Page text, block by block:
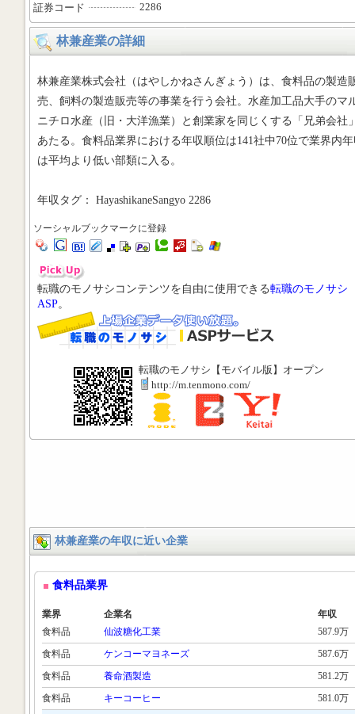
証券コード
2286
林兼産業の詳細
林兼産業株式会社（はやしかねさんぎょう）は、食料品の製造
売、飼料の製造販売等の事業を行う会社。水産加工品大手のマ
ニチロ水産（旧・大洋漁業）と創業家を同じくする「兄弟会社
あたる。食料品業界における年収順位は141社中70位で業界内
は平均より低い部類に入る。
年収タグ： HayashikaneSangyo 2286
ソーシャルブックマークに登録
転職のモノサシコンテンツを自由に使用できる転職のモノサシ
ASP。
転職のモノサシ【モバイル版】オープン
http://m.tenmono.com/
林兼産業の年収に近い企業
食料品業界
業界 企業名
年収
食料品
仙波糖化工業
587.9万
食料品
ケンコーマヨネーズ
587.6万
食料品
養命酒製造
581.2万
食料品
キーコーヒー
581.0万